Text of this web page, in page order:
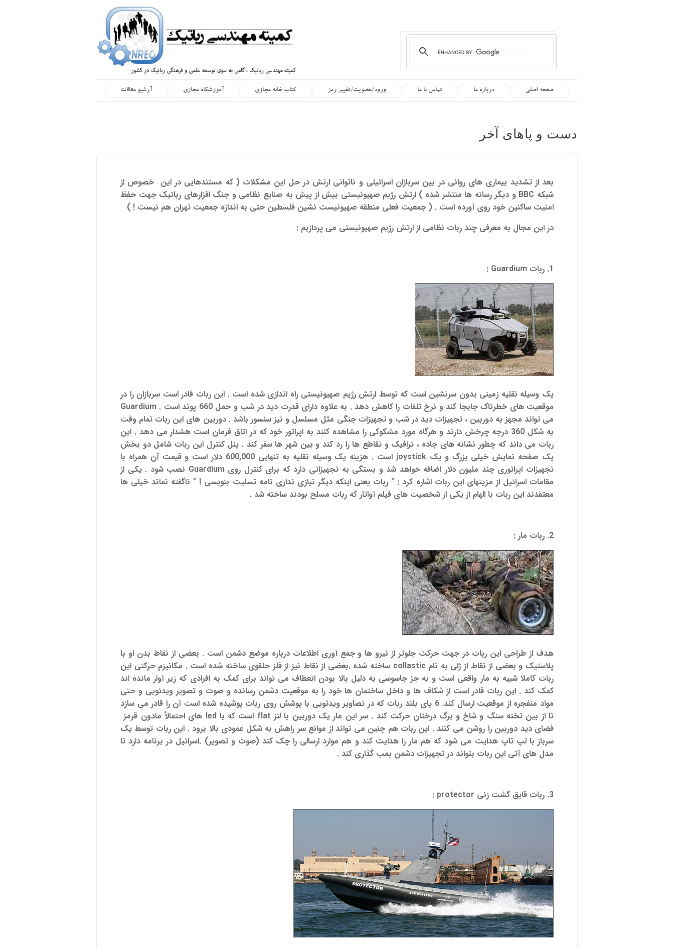
آرشیو مقالات آموزشگاه مجازی کتاب خانه مجازی ورود/عضویت/تغییر رمز تماس با ما درباره ما صفحه اصلی
دست و پاهای آخر
بعد از تشدید بیماری های روانی در بین سربازان اسرائیلی و ناتوانی ارتش در حل این مشکلات ( که مستندهایی در این خصوص از
شبکه
و دیگر رسانه ها منتشر شده ) ارتش رژیم صهیونیستی بیش از پیش به صنایع نظامی و جنگ افزارهای رباتیک جهت حفظ
امنیت ساکنین خود روی آورده است . ( جمعیت فعلی منطقه صهیونیست نشین فلسطین حتی به اندازه جمعیت تهران هم نیست ! )
در این مجال به معرفی چند ربات نظامی از ارتش رژیم صهیونیستی می پردازیم :
1. ربات Guardium :
یک وسیله نقلیه زمینی بدون سرنشین است که توسط ارتش رژیم صهیونیستی راه اندازی شده است . این ربات قادر است سربازان را در
موقعیت های خطرناک جابجا کند و نرخ تلفات را کاهش دهد . به علاوه دارای قدرت دید در شب و حمل 660 پوند است .
Guardium
می تواند مجهز به دوربین ، تجهیزات دید در شب و تجهیزات جنگی مثل مسلسل و نیز سنسور باشد . دوربین های این ربات تمام وقت
به شکل 360 درجه چرخش دارند و هرگاه مورد مشکوکی را مشاهده کنند به اپراتور خود که در اتاق فرمان است هشدار می دهد . این
ربات می داند که چطور نشانه های جاده ، ترافیک و تقاطع ها را رد کند و بین شهر ها سفر کند . پنل کنترل این ربات شامل دو بخش
یک صفحه نمایش خیلی بزرگ و یک joystick است . هزینه یک وسیله نقلیه به تنهایی 600,000 دلار است و قیمت آن همراه با
تجهیزات اپراتوری چند ملیون دلار اضافه خواهد شد و بستگی به تجهیزاتی دارد که برای کنترل روی Guardium نصب شود . یکی از
مقامات اسرائیل از مزیتهای این ربات اشاره کرد : " ربات یعنی اینکه دیگر نیازی نداری نامه تسلیت بنویسی ! " ناگفته نماند خیلی ها
معتقدند این ربات با الهام از یکی از شخصیت های فیلم آواتار که ربات مسلح بودند ساخته شد .
2. ربات مار :
هدف از طراحی این ربات در جهت حرکت جلوتر از نیرو ها و جمع آوری اطلاعات درباره موضع دشمن است . بعضی از نقاط بدن او با
پلاستیک و بعضی از نقاط از ژلی به نام collastic ساخته شده .بعضی از نقاط نیز از فلز حلقوی ساخته شده است . مکانیزم حرکتی این
ربات کاملا شبیه به مار واقعی است و به جز جاسوسی به دلیل بالا بودن انعطاف می تواند برای کمک به افرادی که زیر آوار مانده اند
کمک کند . این ربات قادر است از شکاف ها و داخل ساختمان ها خود را به موقعیت دشمن رسانده و صوت و تصویر ویدئویی و حتی
مواد منفجره
از موقعیت ارسال کند. 6 پای بلند ربات که در تصاویر ویدئویی با پوشش روی ربات پوشیده شده است آن را قادر می سازد
تا از بین تخته سنگ و شاخ و برگ درختان حرکت کند . سر این مار یک دوربین با لنز flat است که با led های احتمالاً مادون قرمز
فضای دید دوربین را روشن می کنند . این ربات هم چنین می تواند از موانع سر راهش به شکل عمودی بالا برود . این ربات توسط یک
سرباز با لپ تاپ هدایت می شود که هم مار را هدایت کند و هم موارد ارسالی را چک کند (صوت و تصویر) .اسرائیل در برنامه دارد تا
مدل های آتی این ربات بتواند در تجهیزات دشمن بمب گذاری کند .
3. ربات قایق گشت زنی protector :